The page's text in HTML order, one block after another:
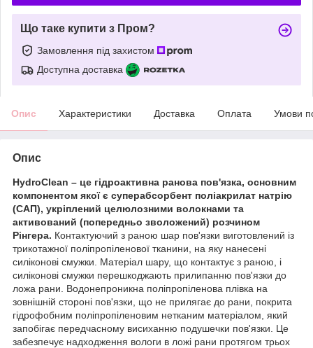
Що таке купити з Пром?
Замовлення під захистом
Доступна доставка
Опис Характеристики Доставка Оплата Умови
Опис
HydroClean – це гідроактивна ранова пов'язка, основним
компонентом якої є суперабсорбент поліакрилат натрію
(САП), укріплений целюлозними волокнами та
активований (попередньо зволожений) розчином
Рінгера. Контактуючий з раною шар пов'язки виготовлений із
трикотажної поліпропіленової тканини, на яку нанесені
силіконові смужки. Матеріал шару, що контактує з раною, і
силіконові смужки перешкоджають прилипанню пов'язки до
ложа рани. Водонепроникна поліпропіленова плівка на
зовнішній стороні пов'язки, що не прилягає до рани, покрита
гідрофобним поліпропіленовим нетканим матеріалом, який
запобігає передчасному висиханню подушечки пов'язки. Це
забезпечує надходження вологи в ложі рани протягом трьох